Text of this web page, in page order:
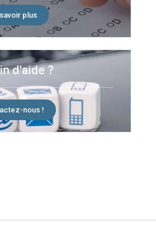
plus
d'aide ?
nous !